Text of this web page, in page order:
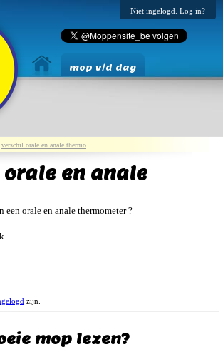
Niet ingelogd. Log in?
mop v/d dag
verschil orale en anale thermo
en anale
een orale en anale thermometer ?
zijn.
mop lezen?